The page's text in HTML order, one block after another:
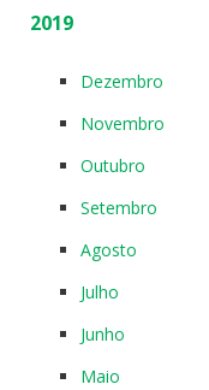
2019
Dezembro
Novembro
Outubro
Setembro
Agosto
Julho
Junho
Maio